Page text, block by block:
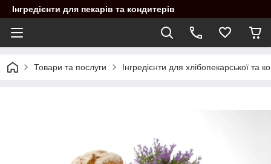
Інгредієнти для пекарів та кондитерів
Товари та послуги Інгредієнти для хлібопекарської та